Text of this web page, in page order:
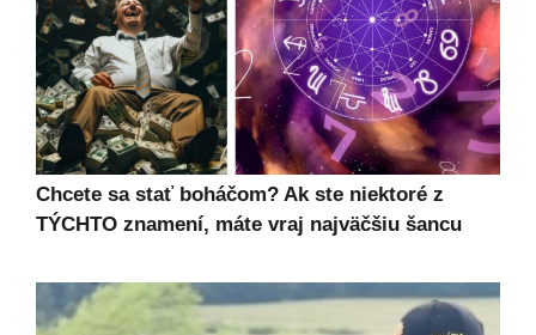
Chcete sa stať boháčom? Ak ste niektoré z
TÝCHTO znamení, máte vraj najväčšiu šancu